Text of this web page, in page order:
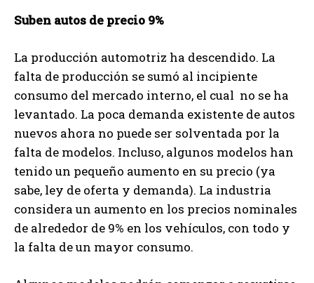
Suben autos de precio 9%
La producción automotriz ha descendido. La
falta de producción se sumó al incipiente
consumo del mercado interno, el cual no se ha
levantado. La poca demanda existente de autos
nuevos ahora no puede ser solventada por la
falta de modelos. Incluso, algunos modelos han
tenido un pequeño aumento en su precio (ya
sabe, ley de oferta y demanda). La industria
considera un aumento en los precios nominales
de alrededor de 9% en los vehículos, con todo y
la falta de un mayor consumo.